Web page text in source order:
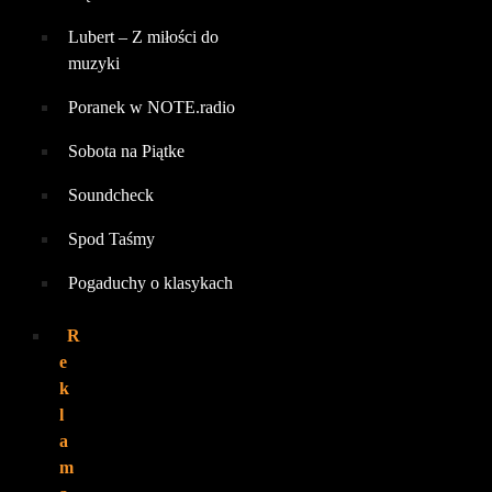
Lubert – Z miłości do
muzyki
Poranek w NOTE.radio
Sobota na Piątke
Soundcheck
Spod Taśmy
Pogaduchy o klasykach
R
e
k
l
a
m